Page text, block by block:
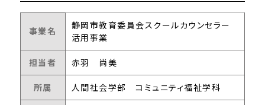
事業名
静岡市教育委員会スクールカウンセラー
活用事業
担当者 赤羽 尚美
所属 人間社会学部 コミュニティ福祉学科